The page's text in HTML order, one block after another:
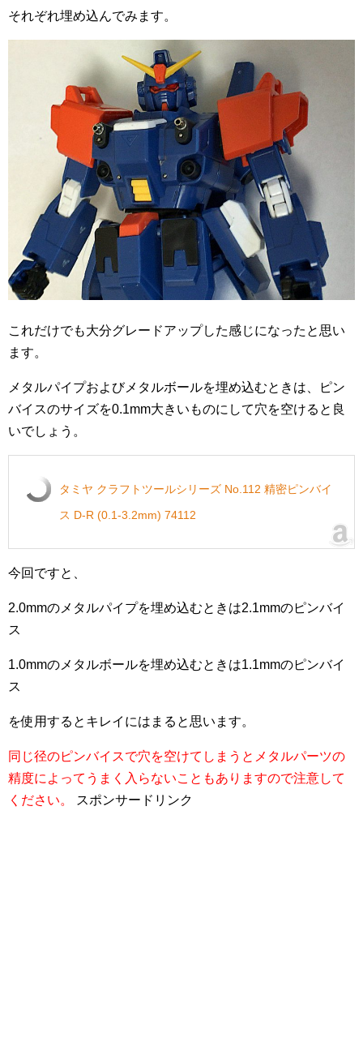
それぞれ埋め込んでみます。
これだけでも大分グレードアップした感じになったと思い
ます。
メタルパイプおよびメタルボールを埋め込むときは、ピン
バイスのサイズを0.1mm大きいものにして穴を空けると良
いでしょう。
タミヤ クラフトツールシリーズ No.112 精密ピンバイ
ス D-R (0.1-3.2mm) 74112
今回ですと、
2.0mmのメタルパイプを埋め込むときは2.1mmのピンバイ
ス
1.0mmのメタルボールを埋め込むときは1.1mmのピンバイ
ス
を使用するとキレイにはまると思います。
同じ径のピンバイスで穴を空けてしまうとメタルパーツの
精度によってうまく入らないこともありますので注意して
ください。
スポンサードリンク